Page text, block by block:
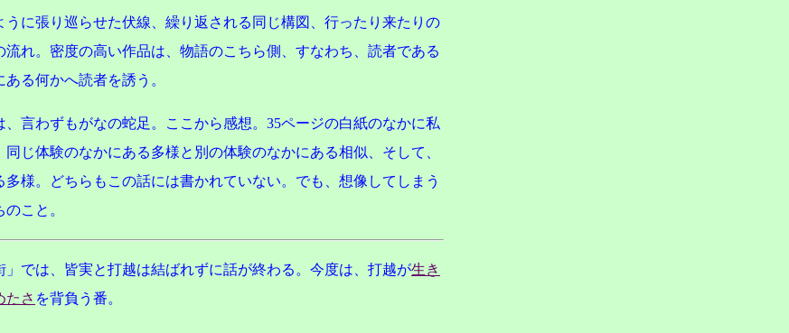
うに張り巡らせた伏線、繰り返される同じ構図、行ったり来たりの
流れ。密度の高い作品は、物語のこちら側、すなわち、読者である
ある何かへ読者を誘う。
、言わずもがなの蛇足。ここから感想。35ページの白紙のなかに私
同じ体験のなかにある多様と別の体験のなかにある相似、そして、
多様。どちらもこの話には書かれていない。でも、想像してしまう
こと。
」では、皆実と打越は結ばれずに話が終わる。今度は、打越が生き
たさ を背負う番。